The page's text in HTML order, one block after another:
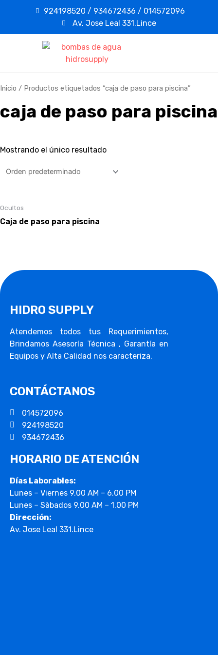
924198520 / 934672436 / 014572096
Av. Jose Leal 331.Lince
Inicio / Productos etiquetados “caja de paso para piscina”
caja de paso para piscina
Mostrando el único resultado
Ocultos
Caja de paso para piscina
HIDRO SUPPLY
Atendemos todos tus Requerimientos,
Brindamos Asesoría Técnica , Garantía en
Equipos y Alta Calidad nos caracteriza.
CONTÁCTANOS
014572096
924198520
934672436
HORARIO DE ATENCIÓN
Días Laborables:
Lunes – Viernes 9.00 AM – 6.00 PM
Lunes – Sàbados 9.00 AM – 1.00 PM
Dirección:
Av. Jose Leal 331.Lince